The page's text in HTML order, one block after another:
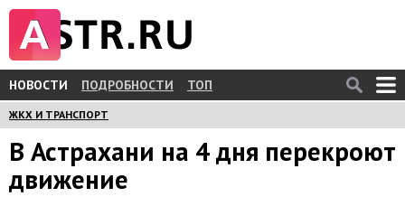
НОВОСТИ ПОДРОБНОСТИ ТОП
ЖКХ И ТРАНСПОРТ
В Астрахани на 4 дня перекроют
движение